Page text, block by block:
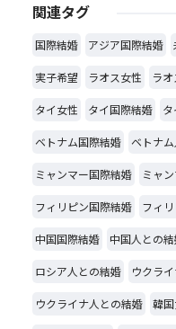
関連タグ
国際結婚 アジア国際結婚
実子希望 ラオス女性 ラ
タイ女性 タイ国際結婚
ベトナム国際結婚 ベトナ
ミャンマー国際結婚 ミャ
フィリピン国際結婚 フィ
中国国際結婚 中国人との
ロシア人との結婚 ウクラ
ウクライナ人との結婚 韓